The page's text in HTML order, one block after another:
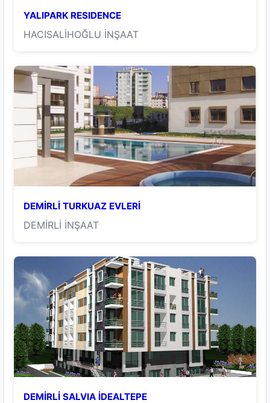
YALIPARK RESIDENCE
HACISALİHOĞLU İNŞAAT
DEMİRLİ TURKUAZ EVLERİ
DEMİRLİ İNŞAAT
DEMİRLİ SALVIA İDEALTEPE